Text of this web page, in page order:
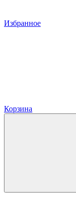
Избранное
Корзина